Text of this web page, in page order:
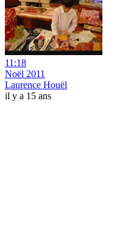
11:18
Noël 2011
Laurence Houël
il y a 15 ans